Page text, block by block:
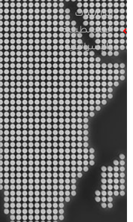
الدراسات
الفلسطينية
والإسرائيلية